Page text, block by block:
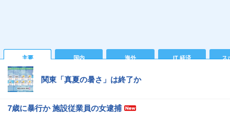
主要 国内 海外 IT 経済 ス
関東「真夏の暑さ」は終了か
7歳に暴行か 施設従業員の女逮捕